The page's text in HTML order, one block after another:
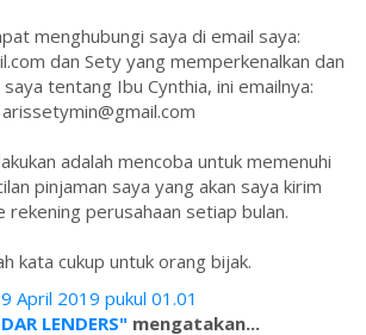
menghubungi saya di email saya:
dan Sety yang memperkenalkan dan
tentang Ibu Cynthia, ini emailnya:
arissetymin@gmail.com
adalah mencoba untuk memenuhi
pinjaman saya yang akan saya kirim
rekening perusahaan setiap bulan.
kata cukup untuk orang bijak.
9 April 2019 pukul 01.01
LENDERS" mengatakan...